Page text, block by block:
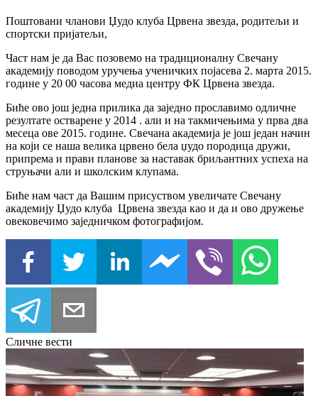
Поштовани чланови Џудо клуба Црвена звезда, родитељи и
спортски пријатељи,
Част нам је да Вас позовемо на традиционалну Свечану
академију поводом уручења ученичких појасева 2. марта 2015.
године у 20 00 часова медиа центру ФК Црвена звезда.
Биће ово још једна прилика да заједно прославимо одличне
резултате остварене у 2014 . али и на такмичењима у прва два
месеца ове 2015. године. Свечана академија је још један начин
на који се наша велика црвено бела џудо породица дружи,
припрема и прави планове за наставак бриљантних успеха на
струњачи али и школским клупама.
Биће нам част да Вашим присуством увеличате Свечану
академију Џудо клуба Црвена звезда као и да и ово дружење
овековечимо заједничком фотографијом.
Сличне вести